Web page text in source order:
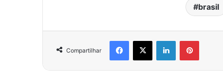
brasil
Compartilhar
Facebook
X LinkedinPinterest